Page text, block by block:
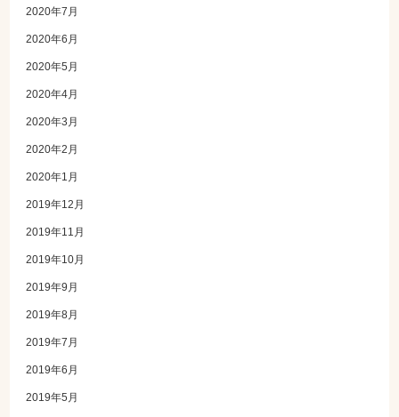
2020年7月
2020年6月
2020年5月
2020年4月
2020年3月
2020年2月
2020年1月
2019年12月
2019年11月
2019年10月
2019年9月
2019年8月
2019年7月
2019年6月
2019年5月